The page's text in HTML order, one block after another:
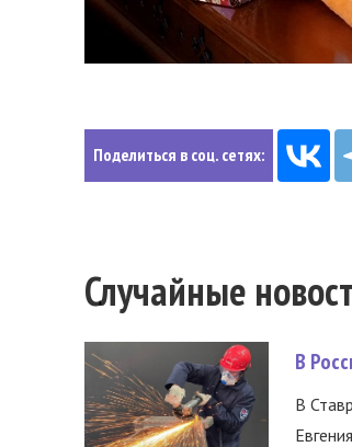
Поделиться в соц. сетях:
Случайные
В
В